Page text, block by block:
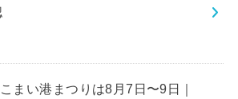
まい港まつりは8月7日〜9日｜